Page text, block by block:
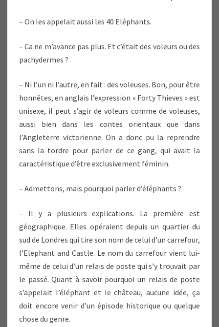
– On les appelait aussi les 40 Eléphants.
– Ca ne m’avance pas plus. Et c’était des voleurs ou des
pachydermes ?
– Ni l’un ni l’autre, en fait : des voleuses. Bon, pour être
honnêtes, en anglais l’expression « Forty Thieves » est
unisexe, il peut s’agir de voleurs comme de voleuses,
aussi bien dans les contes orientaux que dans
l’Angleterre victorienne. On a donc pu la reprendre
sans la tordre pour parler de ce gang, qui avait la
caractéristique d’être exclusivement féminin.
– Admettons, mais pourquoi parler d’éléphants ?
– Il y a plusieurs explications. La première est
géographique. Elles opéraient depuis un quartier du
sud de Londres qui tire son nom de celui d’un carrefour,
l’Elephant and Castle. Le nom du carrefour vient lui-
même de celui d’un relais de poste qui s’y trouvait par
le passé. Quant à savoir pourquoi un relais de poste
s’appelait l’éléphant et le château, aucune idée, ça
doit encore venir d’un épisode historique ou quelque
chose du genre.